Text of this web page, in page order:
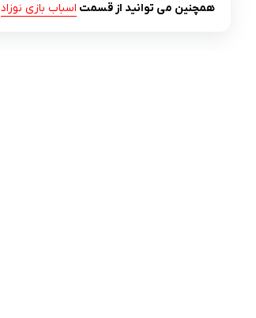
همچنین می توانید از قسمت اسباب بازی نوزاد